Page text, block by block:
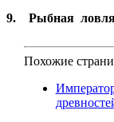
9. Рыбная
Похожие